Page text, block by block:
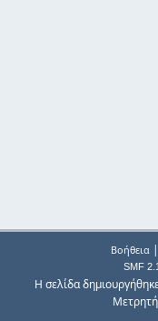
Βοήθεια|
SMF
Η σελίδα